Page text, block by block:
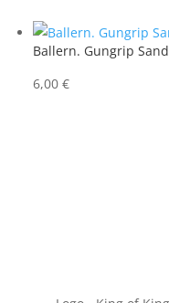
Ballern. Gungrip Sand
6,00€